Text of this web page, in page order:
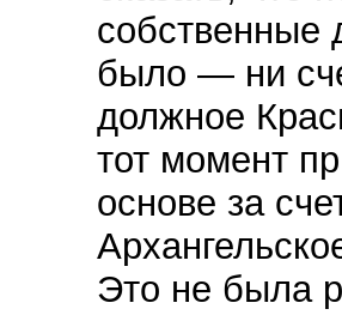
собственные
было — ни
должное
тот момент
основе за
Это не была